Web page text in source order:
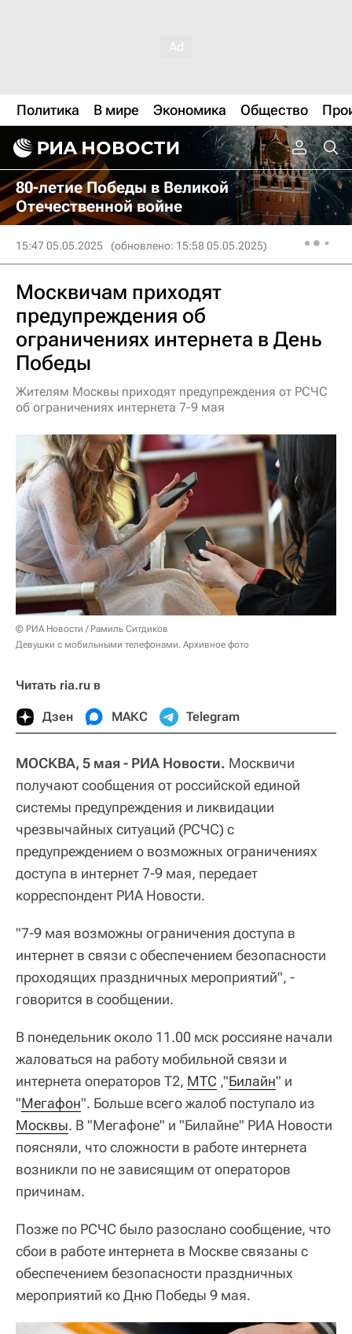
Политика В мире Экономика Общество
80-летие Победы в Великой
Отечественной войне
15:47 05.05.2025 (обновлено: 15:58 05.05.2025)
Москвичам приходят
предупреждения об
ограничениях интернета в День
Победы
Жителям Москвы приходят предупреждения от РСЧС
об ограничениях интернета 7-9 мая
© РИА Новости / Рамиль Ситдиков
Девушки с мобильными телефонами. Архивное фото
Читать ria.ru в
Дзен МАКС Telegram
МОСКВА, 5 мая - РИА Новости. Москвичи
получают сообщения от российской единой
системы предупреждения и ликвидации
чрезвычайных ситуаций (РСЧС) с
предупреждением о возможных ограничениях
доступа в интернет 7-9 мая, передает
корреспондент РИА Новости.
"7-9 мая возможны ограничения доступа в
интернет в связи с обеспечением безопасности
проходящих праздничных мероприятий", -
говорится в сообщении.
В понедельник около 11.00 мск россияне начали
жаловаться на работу мобильной связи и
интернета операторов Т2, МТС ,"Билайн" и
"Мегафон". Больше всего жалоб поступало из
Москвы. В "Мегафоне" и "Билайне" РИА Новости
поясняли, что сложности в работе интернета
возникли по не зависящим от операторов
причинам.
Позже по РСЧС было разослано сообщение, что
сбои в работе интернета в Москве связаны с
обеспечением безопасности праздничных
мероприятий ко Дню Победы 9 мая.